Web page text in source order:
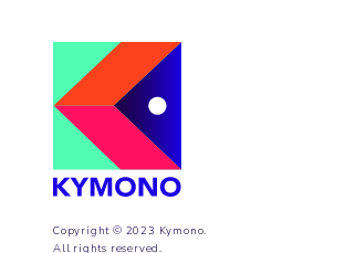
Copyright © 2023 Kymono.
All rights reserved.